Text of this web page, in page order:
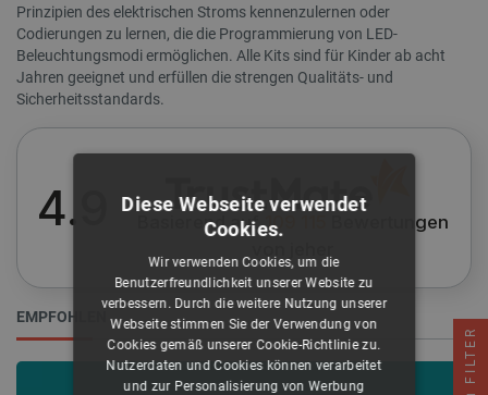
4.9 Basierend auf 109 115
Bewertungen
EMPFOHLEN
Prinzipien des elektrischen Stroms kennenzulernen oder
Codierungen zu lernen, die die Programmierung von LED-
Beleuchtungsmodi ermöglichen. Alle Kits sind für Kinder ab acht
Jahren geeignet und erfüllen die strengen Qualitäts- und
Sicherheitsstandards.
FILTER
Diese Webseite verwendet
Cookies.
Wir verwenden Cookies, um die
Benutzerfreundlichkeit unserer Website zu
verbessern. Durch die weitere Nutzung unserer
Webseite stimmen Sie der Verwendung von
Cookies gemäß unserer Cookie-Richtlinie zu.
Nutzerdaten und Cookies können verarbeitet
und zur Personalisierung von Werbung